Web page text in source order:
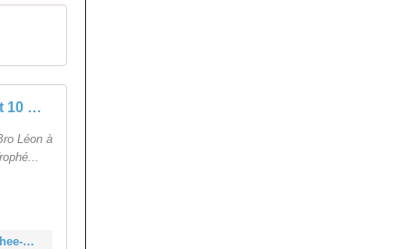
Lannilis Trophée Madiot 10 mai 2026 classement
Léon à
https://velopressecollection.ouest-france.fr/route/classements/36486-lannilis-trophee-madiot-10-mai-2026-classement.html